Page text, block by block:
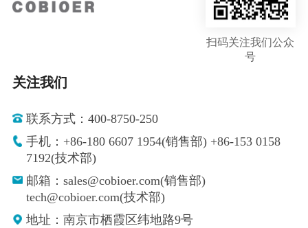
扫码关注我们公众
号
关注我们
联系方式：400-8750-250
手机：+86-180 6607 1954(销售部) +86-153 0158
7192(技术部)
邮箱：sales@cobioer.com(销售部)
tech@cobioer.com(技术部)
地址：南京市栖霞区纬地路9号